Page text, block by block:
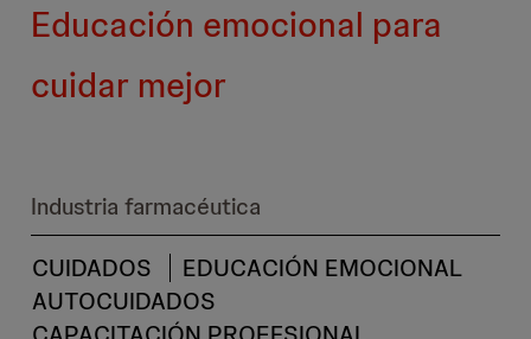
Educación emocional para
cuidar mejor
Industria farmacéutica
CUIDADOS
EDUCACIÓN EMOCIONAL
AUTOCUIDADOS